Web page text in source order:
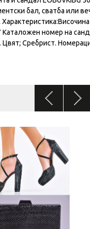
бал, сватба или
номер на
Сребрист.